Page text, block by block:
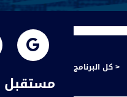
مستقبل
< كل البرنامج